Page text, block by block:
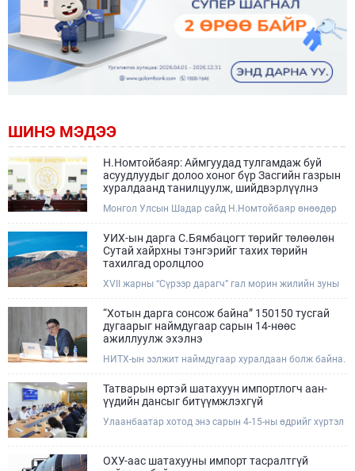
ШИНЭ МЭДЭЭ
Н.Номтойбаяр: Аймгуудад тулгамдаж буй
асуудлуудыг долоо хоног бүр Засгийн газрын
хуралдаанд танилцуулж, шийдвэрлүүлнэ
Монгол Улсын Шадар сайд Н.Номтойбаяр өнөөдөр
сайдын 10 дугаар албан даалгавар, Улсын Онцгой
комиссын даргын 3 дугаар тушаалын хүрээнд
Өмнөговь аймагт байгаль орчин, уул уурхайн 358
зөрчил илрүүлж, 200 гаруйг нь арилгуулаад байна.
УИХ-ын дарга С.Бямбацогт төрийг төлөөлөн
Сутай хайрхны тэнгэрийг тахих төрийн
тахилгад оролцлоо
XVII жарны “Сүрээр дарагч” гал морин жилийн зуны
өдөр /2026.08.06/ Сутай хайрхны тэнгэрийг тайх
төрийн тахилга боллоо.
“Хотын дарга сонсож байна” 150150 тусгай
дугаарыг наймдугаар сарын 14-нөөс
ажиллуулж эхэлнэ
НИТХ-ын ээлжит наймдугаар хуралдаан болж байна.
захиргааны байгууллага, албан тушаалтанд 2025,
2026 оны эхний хагас жилийн байдлаар иргэдээс
ирсэн өргөдөл, гомдлын шийдвэрлэлтийн тайлан
мэдээллийг сонслоо.
Татварын өртэй шатахуун импортлогч аан-
үүдийн дансыг битүүмжлэхгүй
Улаанбаатар хотод энэ сарын 4-15-ны өдрийг хүртэл
шатахуун түгээх станцуудын өдрийн борлуулалт хоёр
ОХУ-аас шатахууны импорт тасралтгүй